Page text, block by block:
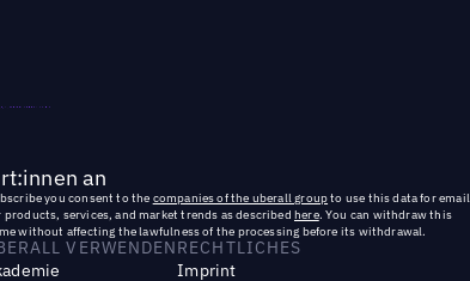
an
you consent to the companies of the uberall groupto use this data for email
services, and market trends as described here. You can withdraw this
without affecting the lawfulness of the processing before its withdrawal.
VERWENDENRECHTLICHES
Imprint